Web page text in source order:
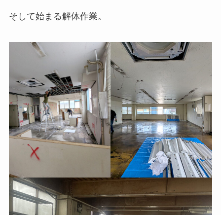
そして始まる解体作業。